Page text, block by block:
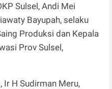
Sulsel, Andi Mei
Bayupah, selaku
Produksi dan Kepala
Prov Sulsel,
Ir H Sudirman Meru,